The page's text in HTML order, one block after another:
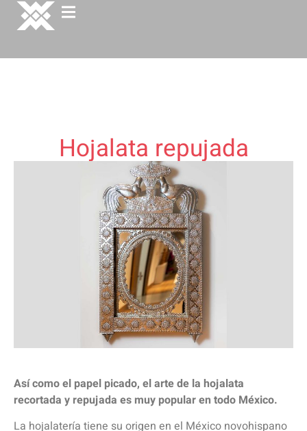
Hojalata repujada
Así como el papel picado, el arte de la hojalata
recortada y repujada es muy popular en todo México.
La hojalatería tiene su origen en el México novohispano